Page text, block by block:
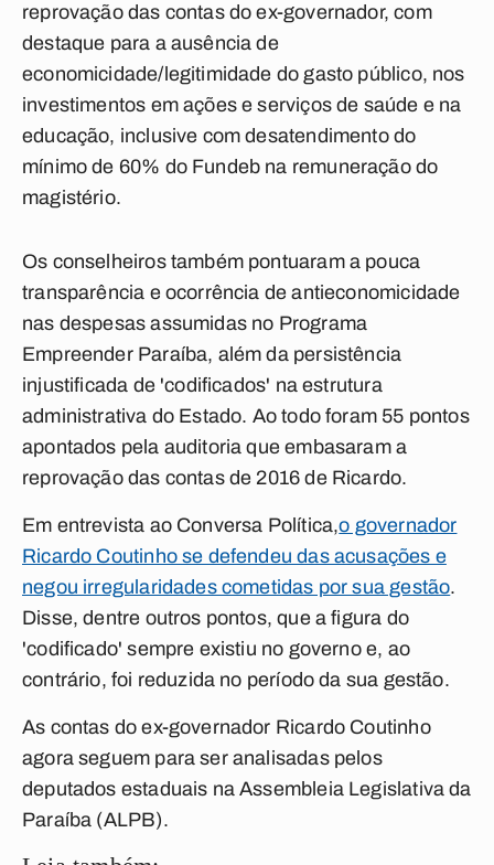
reprovação das contas do ex-governador, com
destaque para a ausência de
economicidade/legitimidade do gasto público, nos
investimentos em ações e serviços de saúde e na
educação, inclusive com desatendimento do
mínimo de 60% do Fundeb na remuneração do
magistério.
Os conselheiros também pontuaram a pouca
transparência e ocorrência de antieconomicidade
nas despesas assumidas no Programa
Empreender Paraíba, além da persistência
injustificada de 'codificados' na estrutura
administrativa do Estado. Ao todo foram 55 pontos
apontados pela auditoria que embasaram a
reprovação das contas de 2016 de Ricardo.
Em entrevista ao Conversa Política,o governador
Ricardo Coutinho se defendeu das acusações e
negou irregularidades cometidas por sua gestão.
Disse, dentre outros pontos, que a figura do
'codificado' sempre existiu no governo e, ao
contrário, foi reduzida no período da sua gestão.
As contas do ex-governador Ricardo Coutinho
agora seguem para ser analisadas pelos
deputados estaduais na Assembleia Legislativa da
Paraíba (ALPB).